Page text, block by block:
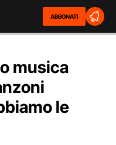
ABBONATI
musica
le